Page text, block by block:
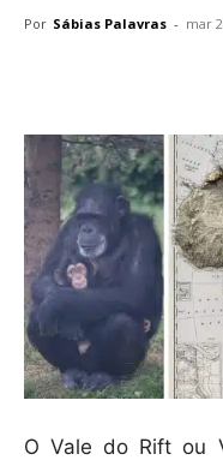
Por Sábias Palavras - mar
O Vale do Rift ou